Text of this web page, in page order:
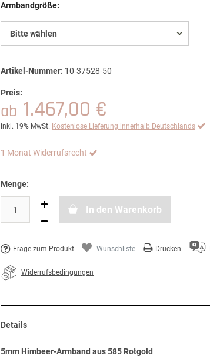
Armbandgröße:
Bitte wählen
Artikel-Nummer: 10-37528-50
Preis:
ab 1.467,00 €
inkl. 19% MwSt. Kostenlose Lieferung innerhalb Deutschlands
1 Monat Widerrufsrecht
Menge:
In den Warenkorb
Frage zum Produkt Wunschliste Drucken
Widerrufsbedingungen
Details
5mm Himbeer-Armband aus 585 Rotgold